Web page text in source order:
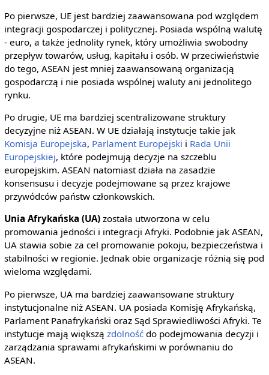
Po pierwsze, UE jest bardziej zaawansowana pod względem
integracji gospodarczej i politycznej. Posiada wspólną walutę
- euro, a także jednolity rynek, który umożliwia swobodny
przepływ towarów, usług, kapitału i osób. W przeciwieństwie
do tego, ASEAN jest mniej zaawansowaną organizacją
gospodarczą i nie posiada wspólnej waluty ani jednolitego
rynku.
Po drugie, UE ma bardziej scentralizowane struktury
decyzyjne niż ASEAN. W UE działają instytucje takie jak
Komisja Europejska, Parlament Europejski i Rada Unii
Europejskiej, które podejmują decyzje na szczeblu
europejskim. ASEAN natomiast działa na zasadzie
konsensusu i decyzje podejmowane są przez krajowe
przywódców państw członkowskich.
Unia Afrykańska (UA)została utworzona w celu
promowania jedności i integracji Afryki. Podobnie jak ASEAN,
UA stawia sobie za cel promowanie pokoju, bezpieczeństwa i
stabilności w regionie. Jednak obie organizacje różnią się pod
wieloma względami.
Po pierwsze, UA ma bardziej zaawansowane struktury
instytucjonalne niż ASEAN. UA posiada Komisję Afrykańską,
Parlament Panafrykański oraz Sąd Sprawiedliwości Afryki. Te
instytucje mają większą zdolnośćdo podejmowania decyzji i
zarządzania sprawami afrykańskimi w porównaniu do
ASEAN.